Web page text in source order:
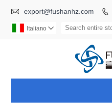
 export@fushanhz.com 
Italiano 